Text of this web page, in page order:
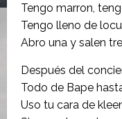
Tengo marron,
Tengo lleno de
Abro una y salen
Después del
Todo de Bape
Uso tu cara de